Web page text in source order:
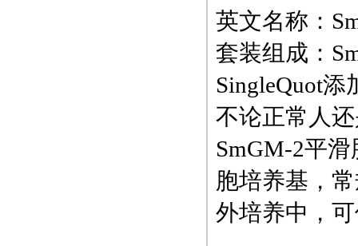
英文名称：
套装组成：
SingleQuot
不论正常人
SmGM-2平
胞培养基，
外培养中，